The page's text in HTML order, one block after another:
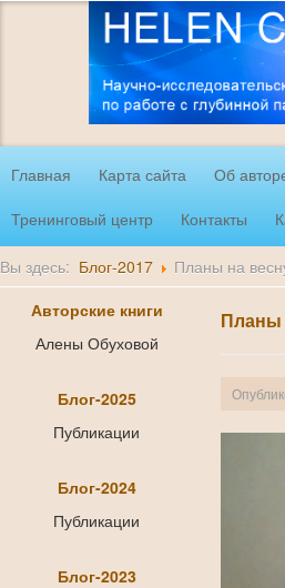
Главная Карта сайта Об
Тренинговый центр
Контакты
Вы здесь: Блог-2017
Планы на
Авторские книги
Алены Обуховой
Блог-2025
Публикации
Блог-2024
Публикации
Блог-2023
Планы